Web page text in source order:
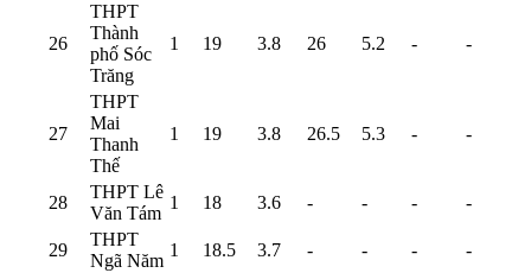
26
THPT
Thành
phố Sóc
Trăng
1 19 3.8 26 5.2 - -
27
THPT
Mai
Thanh
Thế
1 19 3.8 26.5 5.3 - -
28
THPT Lê
Văn Tám
1 18 3.6 - - - -
29
THPT
Ngã Năm
1 18.5 3.7 - - - -